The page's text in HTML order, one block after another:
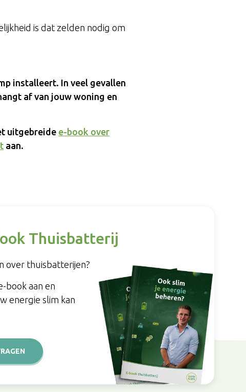
is dat zelden nodig om
installeert. In veel gevallen
af van jouw woning en
uitgebreide e-book over
aan.
Thuisbatterij
over thuisbatterijen?
book aan en
energie slim kan